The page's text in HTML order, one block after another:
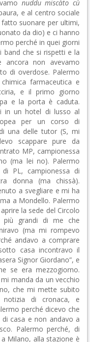
nuddu miscàto cù
e al centro sociale
suonare per ultimi,
da dio) e ci hanno
perché in quei giorni
band che si rispetti e la
ancora non avevamo
di overdose. Palermo
farmaceutica e
e il primo giorno
e la porta è caduta.
in un hotel di lusso al
per un corso di
una delle tutor (S, mi
scappare pure da
MP, campionessa
(ma lei no). Palermo
PL, campionessa di
donna (ma chissà).
a svegliare e mi ha
a Mondello. Palermo
la sede del Circolo
più grandi di me che
(ma mi rompevo
andavo a comprare
casa incontravo il
Signor Giordano”, e
se era mezzogiorno.
manda da un vecchio
che mi mette subito
notizia di cronaca, e
perché dicevo che
casa e non andavo a
Palermo perché, di
Milano, alla stazione è